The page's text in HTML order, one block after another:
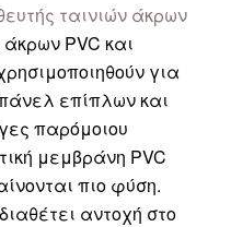
ταινιών άκρων
PVC και
για
επίπλων και
παρόμοιου
μεμβράνη PVC
πιο φύση.
αντοχή στο